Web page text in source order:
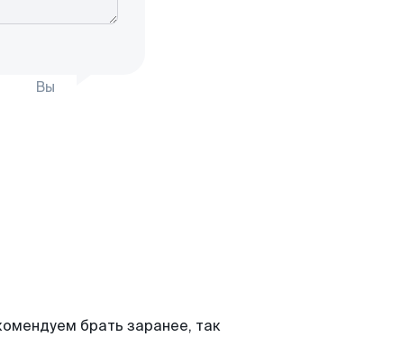
Вы
брать заранее, так